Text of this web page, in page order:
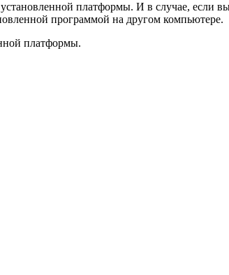
платформы. И в случае, если
программой на другом компьютере.
платформы.